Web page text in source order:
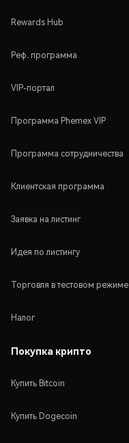
Rewards Hub
Реф. программа
VIP-портал
Программа Phemex VIP
Программа сотрудничества
Клиентская программа
Заявка на листинг
Идея по листингу
Торговля в тестовом режиме
Налог
Покупка крипто
Купить Bitcoin
Купить Dogecoin